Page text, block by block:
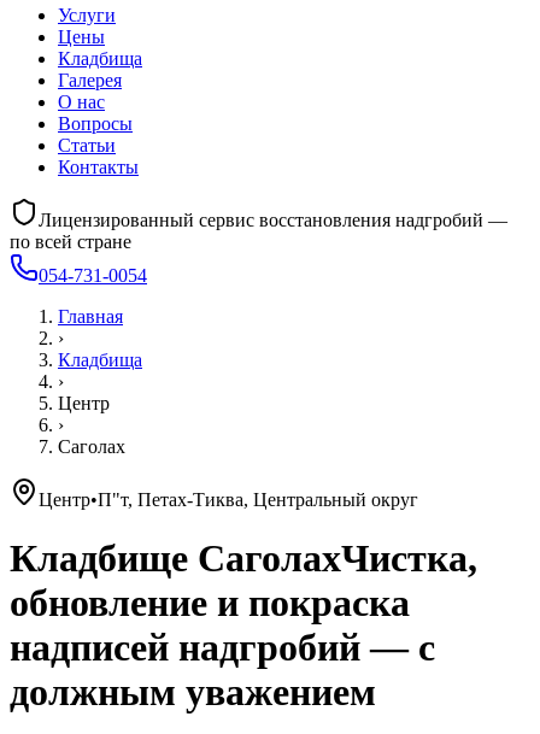
Услуги
Цены
Кладбища
Галерея
О нас
Вопросы
Статьи
Контакты
Лицензированный сервис восстановления надгробий —
по всей стране
054-731-0054
Главная
›
Кладбища
›
Центр
›
Саголах
Центр•П"т, Петах-Тиква, Центральный округ
Кладбище СаголахЧистка,
обновление и покраска
надписей надгробий — с
должным уважением